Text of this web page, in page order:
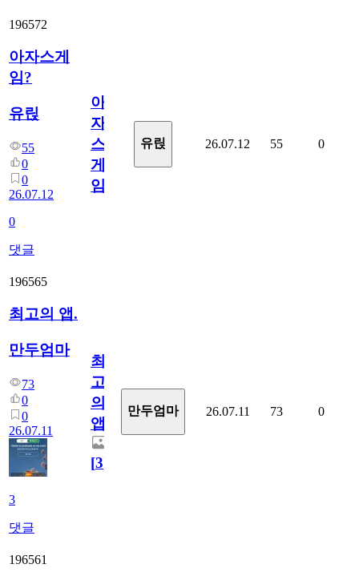
196572
아자스게
임?
유릱
55
0
0
26.07.12
0
댓글
아
자
스
게
임?
유릱 26.07.12 55 0
196565
최고의 앱.
만두엄마
73
0
0
26.07.11
3
댓글
최
고
의
앱.
[3]
만두엄마 26.07.11 73 0
196561